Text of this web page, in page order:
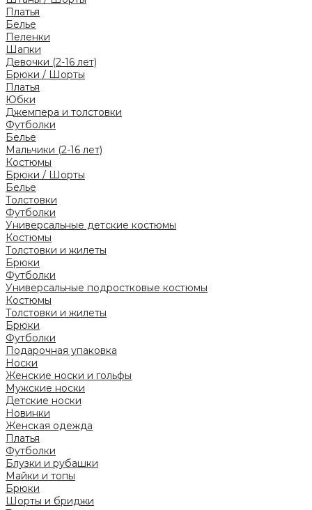
Платья
Белье
Пеленки
Шапки
Девочки (2-16 лет)
Брюки / Шорты
Платья
Юбки
Джемпера и толстовки
Футболки
Белье
Мальчики (2-16 лет)
Костюмы
Брюки / Шорты
Белье
Толстовки
Футболки
Универсальные детские костюмы
Костюмы
Толстовки и жилеты
Брюки
Футболки
Универсальные подростковые костюмы
Костюмы
Толстовки и жилеты
Брюки
Футболки
Подарочная упаковка
Носки
Женские носки и гольфы
Мужские носки
Детские носки
Новинки
Женская одежда
Платья
Футболки
Блузки и рубашки
Майки и топы
Брюки
Шорты и бриджи